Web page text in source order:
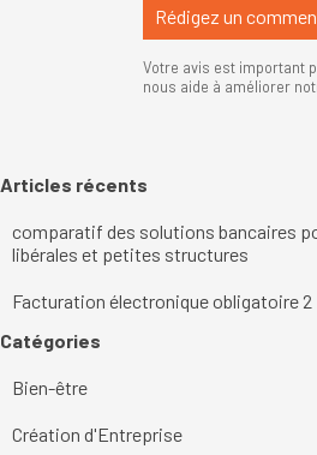
Votre avis est important
nous aide à améliorer
Sauter le bloc Articles récents
Articles récents
comparatif des solutions bancaires
libérales et petites structures
Facturation électronique obligatoire 2
Sauter le bloc Catégories
Catégories
Bien-être
Création d'Entreprise